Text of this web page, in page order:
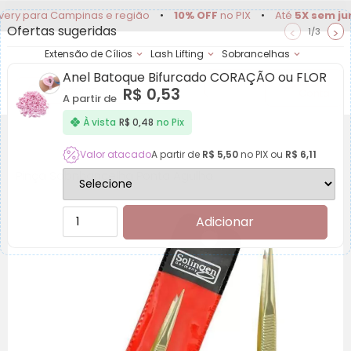
Campinas e região • 10% OFFno PIX • Até5X sem juros
Extensão de Cílios Lash Lifting Sobrancelhas
Achadinhos Minha
Pinça Sobnhancelha Ponta Agulha
Ofertas sugeridas < 1/3 >
Anel Batoque Bifurcado CORAÇÃO ou FLOR
A partir de R$ 0,53
À vista R$ 0,48 no Pix
Valor atacadoA partir de R$ 5,50no PIX ou R$ 6,11
Adicionar